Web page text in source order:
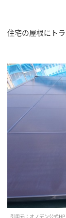
住宅の屋根にト
引用元：オノデン公式HP